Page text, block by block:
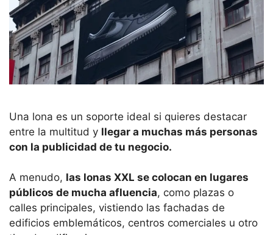
Una lona es un soporte ideal si quieres destacar
entre la multitud y llegar a muchas más personas
con la publicidad de tu negocio.
A menudo, las lonas XXL se colocan en lugares
públicos de mucha afluencia, como plazas o
calles principales, vistiendo las fachadas de
edificios emblemáticos, centros comerciales u otro